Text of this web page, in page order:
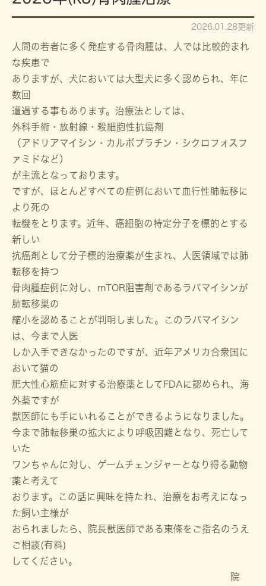
2026.01.28更新
人間の若者に多く発症する骨肉腫は、人では比較的まれ
な疾患で
ありますが、犬においては大型犬に多く認められ、年に
数回
遭遇する事もあります。治療法としては、
外科手術・放射線・殺細胞性抗癌剤
（アドリアマイシン・カルボプラチン・シクロフォスフ
ァミドなど）
が主流となっております。
ですが、ほとんどすべての症例において血行性肺転移に
より死の
転機をとります。近年、癌細胞の特定分子を標的とする
新しい
抗癌剤として分子標的治療薬が生まれ、人医領域では肺
転移を持つ
骨肉腫症例に対し、mTOR阻害剤であるラパマイシンが
肺転移巣の
縮小を認めることが判明しました。このラパマイシン
は、今まで人医
しか入手できなかったのですが、近年アメリカ合衆国に
おいて猫の
肥大性心筋症に対する治療薬としてFDAに認められ、海
外薬ですが
獣医師にも手にいれることができるようになりました。
今まで肺転移巣の拡大により呼吸困難となり、死亡して
いた
ワンちゃんに対し、ゲームチェンジャーとなり得る動物
薬と考えて
おります。この話に興味を持たれ、治療をお考えになっ
た飼い主様が
おられましたら、院長獣医師である東條をご指名のうえ
ご相談(有料)
してください。
院